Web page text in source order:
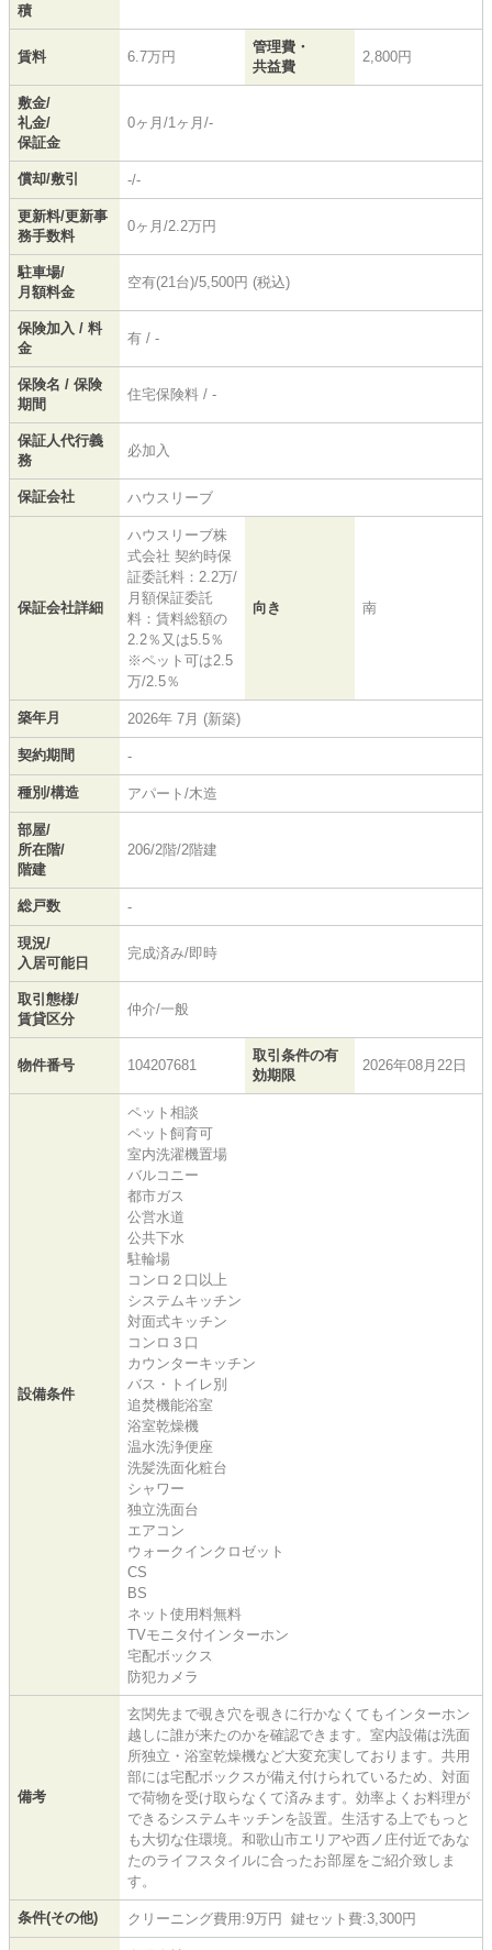
積
賃料 6.7万円
管理費・
共益費
2,800円
敷金/
礼金/
保証金
0ヶ月/1ヶ月/-
償却/敷引 -/-
更新料/更新事
務手数料
0ヶ月/2.2万円
駐車場/
月額料金
空有(21台)/5,500円 (税込)
保険加入 / 料
金
有 / -
保険名 / 保険
期間
住宅保険料 / -
保証人代行義
務
必加入
保証会社 ハウスリーブ
保証会社詳細
ハウスリーブ株
式会社 契約時保
証委託料：2.2万/
月額保証委託
料：賃料総額の
2.2％又は5.5％
※ペット可は2.5
万/2.5％
向き 南
築年月 2026年 7月 (新築)
契約期間 -
種別/構造 アパート/木造
部屋/
所在階/
階建
206/2階/2階建
総戸数 -
現況/
入居可能日
完成済み/即時
取引態様/
賃貸区分
仲介/一般
物件番号 104207681
取引条件の有
効期限
2026年08月22日
設備条件
ペット相談
ペット飼育可
室内洗濯機置場
バルコニー
都市ガス
公営水道
公共下水
駐輪場
コンロ２口以上
システムキッチン
対面式キッチン
コンロ３口
カウンターキッチン
バス・トイレ別
追焚機能浴室
浴室乾燥機
温水洗浄便座
洗髪洗面化粧台
シャワー
独立洗面台
エアコン
ウォークインクロゼット
CS
BS
ネット使用料無料
TVモニタ付インターホン
宅配ボックス
防犯カメラ
備考
玄関先まで覗き穴を覗きに行かなくてもインターホン
越しに誰が来たのかを確認できます。室内設備は洗面
所独立・浴室乾燥機など大変充実しております。共用
部には宅配ボックスが備え付けられているため、対面
で荷物を受け取らなくて済みます。効率よくお料理が
できるシステムキッチンを設置。生活する上でもっと
も大切な住環境。和歌山市エリアや西ノ庄付近であな
たのライフスタイルに合ったお部屋をご紹介致しま
す。
条件(その他) クリーニング費用:9万円 鍵セット費:3,300円